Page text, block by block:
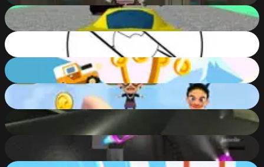
Stunt Simulator
90%
Missile Game
53
Risky Trip
63
Angry Gran Up Up and Away
49
Real Flight Simulator 2
76%
DeathCar.io
59